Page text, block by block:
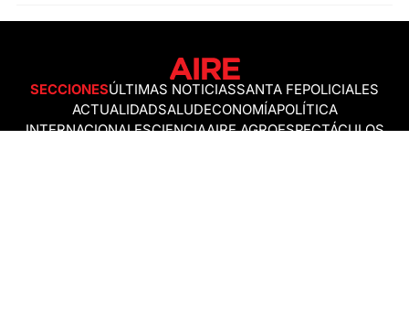
SECCIONESÚLTIMAS NOTICIASSANTA FEPOLICIALES
ACTUALIDADSALUDECONOMÍAPOLÍTICA
INTERNACIONALESCIENCIAAIRE AGROESPECTÁCULOS